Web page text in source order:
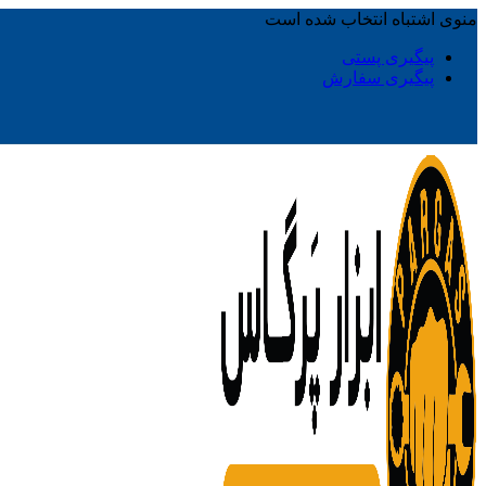
منوی اشتباه انتخاب شده است
پیگیری پستی
پیگیری سفارش